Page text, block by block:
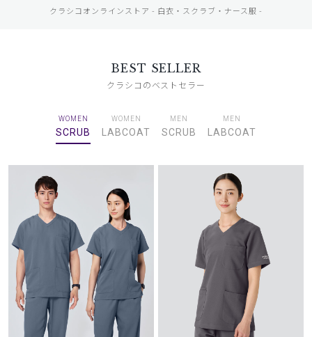
クラシコオンラインストア - 白衣・スクラブ・ナース服 -
BEST SELLER
クラシコのベストセラー
WOMEN
SCRUB
WOMEN
LABCOAT
MEN
SCRUB
MEN
LABCOAT